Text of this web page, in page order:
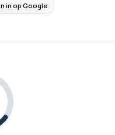
in op Google